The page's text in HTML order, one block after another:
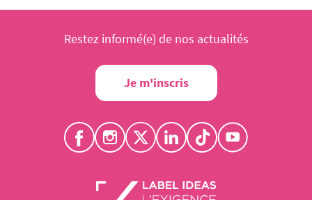
Restez informé(e) de nos actualités
Je m'inscris